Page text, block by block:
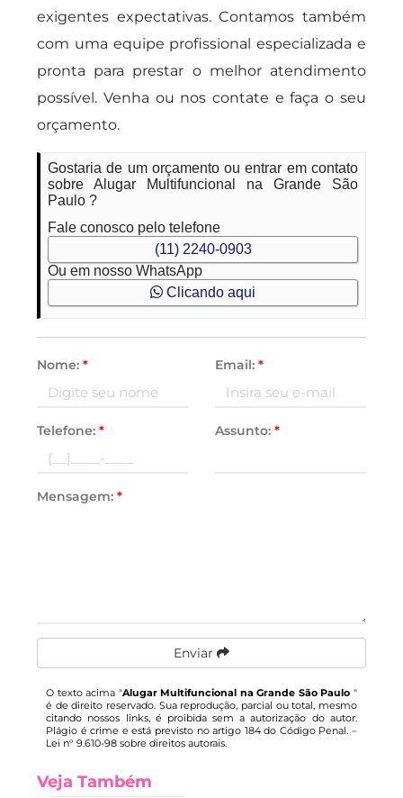
exigentes expectativas. Contamos também
com uma equipe profissional especializada e
pronta para prestar o melhor atendimento
possível. Venha ou nos contate e faça o seu
orçamento.
Gostaria de um orçamento ou entrar em contato
sobre Alugar Multifuncional na Grande São
Paulo ?
Fale conosco pelo telefone
(11) 2240-0903
Ou em nosso WhatsApp
Clicando aqui
Nome:* Email: *
Telefone:* Assunto: *
Mensagem:*
Enviar
O texto acima "Alugar Multifuncional na Grande São Paulo "
é de direito reservado. Sua reprodução, parcial ou total, mesmo
citando nossos links, é proibida sem a autorização do autor.
Plágio é crime e está previsto no artigo 184 do Código Penal. –
Lei n° 9.610-98 sobre direitos autorais.
Veja Também